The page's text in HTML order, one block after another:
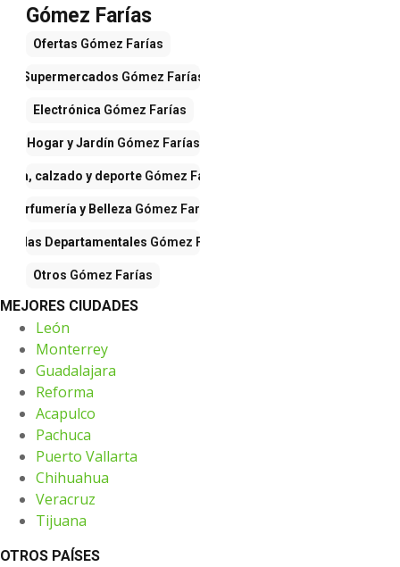
Gómez Farías
Ofertas Gómez Farías
Supermercados Gómez Farías
Electrónica Gómez Farías
Hogar y Jardín Gómez Farías
calzado y deporte Gómez Farías
Perfumería y Belleza Gómez Farías
Departamentales Gómez Farías
Otros Gómez Farías
MEJORES CIUDADES
León
Monterrey
Guadalajara
Reforma
Acapulco
Pachuca
Puerto Vallarta
Chihuahua
Veracruz
Tijuana
OTROS PAÍSES